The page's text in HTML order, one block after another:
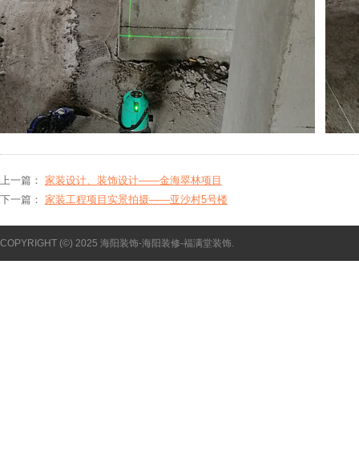
上一篇： 家装设计、装饰设计——金海翠林项目
下一篇： 家装工程项目实景拍摄——亚沙村5号楼
COPYRIGHT (©) 2025 海阳装饰-海阳装修-福满堂装饰.